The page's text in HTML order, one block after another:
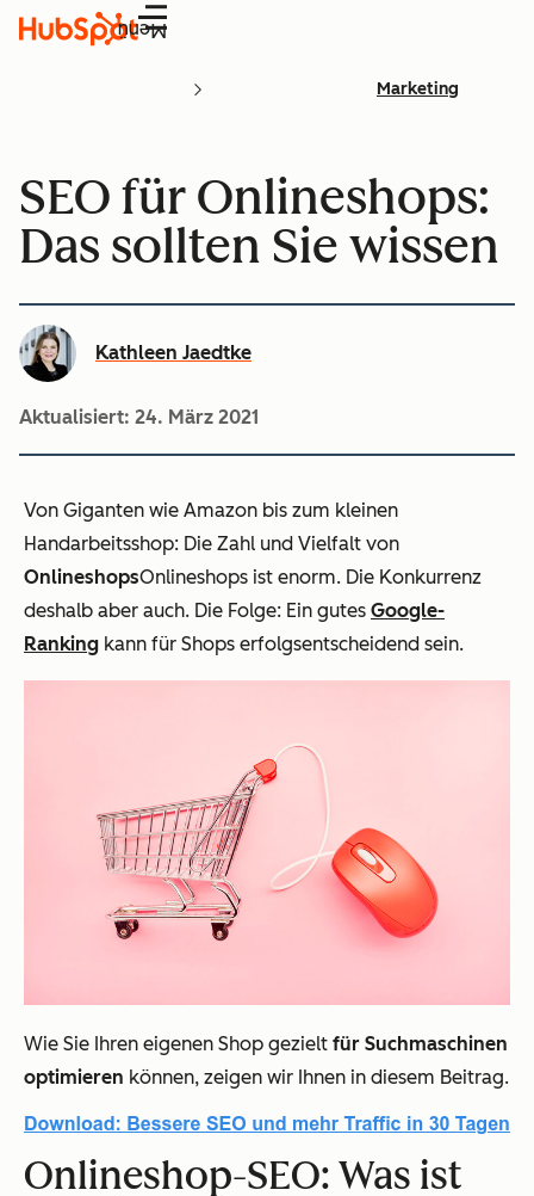
Menü
Marketing
SEO für Onlineshops:
Das sollten Sie wissen
Kathleen Jaedtke
Aktualisiert: 24. März 2021
Von Giganten wie Amazon bis zum kleinen
Handarbeitsshop: Die Zahl und Vielfalt von
OnlineshopsOnlineshops ist enorm. Die Konkurrenz
deshalb aber auch. Die Folge: Ein gutes Google-
Ranking kann für Shops erfolgsentscheidend sein.
Wie Sie Ihren eigenen Shop gezielt für Suchmaschinen
optimieren können, zeigen wir Ihnen in diesem Beitrag.
Onlineshop-SEO: Was ist